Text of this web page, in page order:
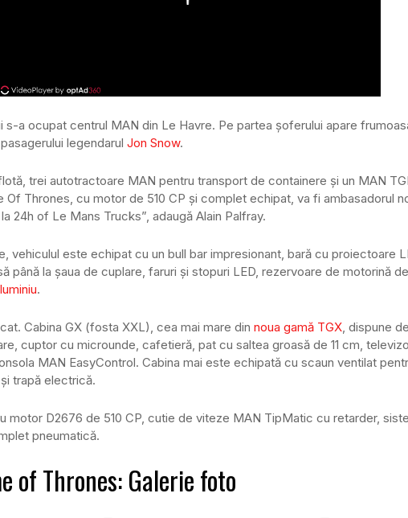
s-a ocupat centrul MAN din Le Havre. Pe partea șoferului apare
legendarul Jon Snow.
trei autotractoare MAN pentru transport de containere și un MAN
Of Thrones, cu motor de 510 CP și complet echipat, va fi ambasadorul
24h of Le Mans Trucks”, adaugă Alain Palfray.
vehiculul este echipat cu un bull bar impresionant, bară cu proiectoare
până la șaua de cuplare, faruri și stopuri LED, rezervoare de motorină
.
Cabina GX (fosta XXL), cea mai mare din noua gamă TGX , dispune
cuptor cu microunde, cafetieră, pat cu saltea groasă de 11 cm,
MAN EasyControl. Cabina mai este echipată cu scaun ventilat
trapă electrică.
motor D2676 de 510 CP, cutie de viteze MAN TipMatic cu retarder,
pneumatică.
of Thrones: Galerie foto